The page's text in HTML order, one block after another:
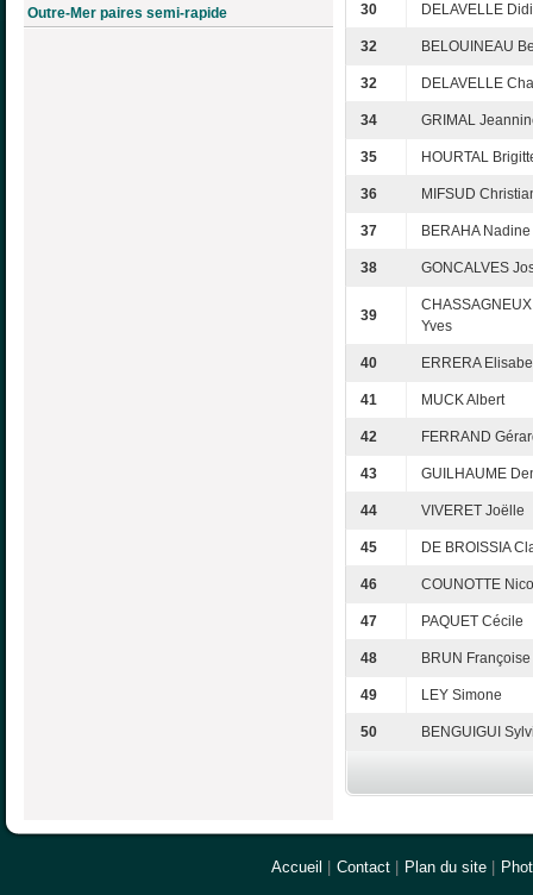
Outre-Mer paires semi-rapide
30 DELAVELLE
32 BELOUINEAU
32 DELAVELLE
34 GRIMAL
35 HOURTAL
36 MIFSUD
37 BERAHA Nadine
38 GONCALVES
39
Yves
40 ERRERA
41 MUCK Albert
42 FERRAND
43 GUILHAUME
44 VIVERET Joëlle
45 DE BROISSIA
46 COUNOTTE
47 PAQUET Cécile
48 BRUN Françoise
49 LEY Simone
50 BENGUIGUI
Accueil Contact Plan du site